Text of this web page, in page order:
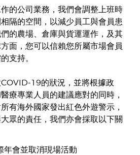
的公司業務，我們會調整上班時
隔的空間，以減少員工與會員患
的農場、倉庫與貨運運作，及其
面，您可以信賴您所屬市場會員
支持。
19的狀況，並將根據政
療專業人員的建議應對的同時，
有海外國家發出紅色外遊警示，
眾的責任，我們亦會採取以下關
年會並取消現場活動